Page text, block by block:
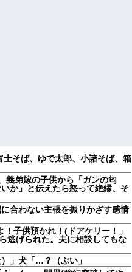
そば、ゆで太郎、小諸そば、箱
義弟嫁の子供から「ガンの匂
か」と伝えたら怒って絶縁、そ
合わない主張を振りかざす感情
子供預かれ！(ドアケリー！」
げられた。夫に相談してもな
」犬「…？（ぷい」